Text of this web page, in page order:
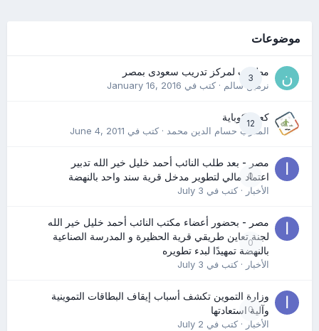
موضوعات
3
مطلوب لمركز تدريب سعودى بمصر
نرمين سالم· كتب في January 16, 2016
12
كعب كوباية
المدرب حسام الدين محمد· كتب في June 4, 2011
0
مصر - بعد طلب النائب أحمد خليل خير الله تدبير
اعتماد مالي لتطوير مدخل قرية سند واحد بالنهضة
الأخبار· كتب في July 3
0
مصر - بحضور أعضاء مكتب النائب أحمد خليل خير الله
لجنة تعاين طريقي قرية الحظيرة و المدرسة الصناعية
بالنهضة تمهيدًا لبدء تطويره
الأخبار· كتب في July 3
0
وزارة التموين تكشف أسباب إيقاف البطاقات التموينية
وآلية استعادتها
الأخبار· كتب في July 2